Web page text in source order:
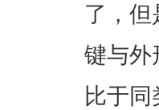
了，
键与外
比于